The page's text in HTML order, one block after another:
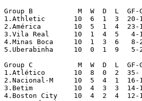
Group B		  M  W  D  L  GF-GA  Pts
1.Athletic	 10  6  1  3  20-11  19  Qualified
2.América	 10  5  1  4  23-13  16  Qualified
3.Vila Real	 10  1  4  5   4-14   7
4.Minas Boca	 10  1  3  6   8-26   6
5.Uberabinha	 10  0  1  9   5-20   1
Group C		  M  W  D  L  GF-GA  Pts
1.Atlético	 10  8  0  2  35- 7  24  Qualified
2.Nacional-M	 10  5  4  1  16-10  19  Qualified
3.Betim		 10  4  3  3  14-18  15  Qualified
4.Boston City	 10  4  2  4  12-16  14  Qualified